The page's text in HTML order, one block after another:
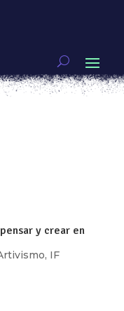
números
Internet
en plena
y crear en
, IF